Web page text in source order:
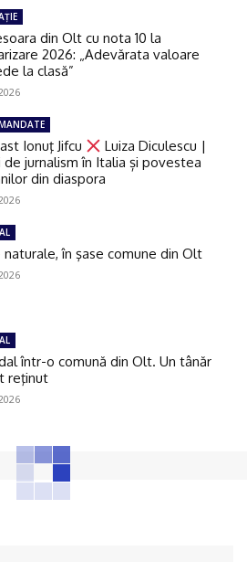
din Olt cu nota 10 la
2026: „Adevărata valoare
la clasă”
Ionuţ Jifcu
Luiza Diculescu |
de jurnalism în Italia și povestea
din diaspora
naturale, în şase comune din Olt
într-o comună din Olt. Un tânăr
reţinut